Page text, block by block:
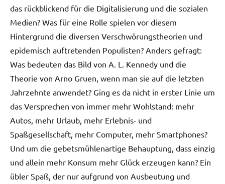
das rückblickend für die Digitalisierung und die sozialen
Medien? Was für eine Rolle spielen vor diesem
Hintergrund die diversen Verschwörungstheorien und
epidemisch auftretenden Populisten? Anders gefragt:
Was bedeuten das Bild von A. L. Kennedy und die
Theorie von Arno Gruen, wenn man sie auf die letzten
Jahrzehnte anwendet? Ging es da nicht in erster Linie um
das Versprechen von immer mehr Wohlstand: mehr
Autos, mehr Urlaub, mehr Erlebnis- und
Spaßgesellschaft, mehr Computer, mehr Smartphones?
Und um die gebetsmühlenartige Behauptung, dass einzig
und allein mehr Konsum mehr Glück erzeugen kann? Ein
übler Spaß, der nur aufgrund von Ausbeutung und